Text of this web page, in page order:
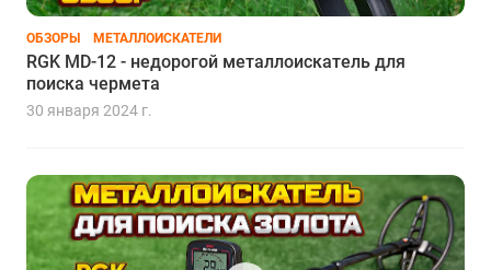
ОБЗОРЫ МЕТАЛЛОИСКАТЕЛИ
RGK MD-12 - недорогой металлоискатель для
поиска чермета
30 января 2024 г.